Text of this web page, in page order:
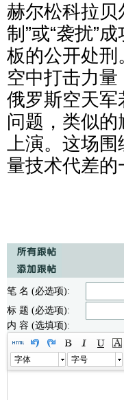
赫尔松科拉贝
制”或“袭扰”
板的公开处
空中打击力
俄罗斯空天
问题，类似
上演。这场
量技术代差的
笔 名 (必选项):
标 题 (必选项):
内 容 (选填项):
字体 字号